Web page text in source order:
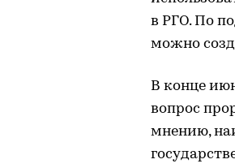
в РГО. По
можно
В конце
вопрос
мнению,